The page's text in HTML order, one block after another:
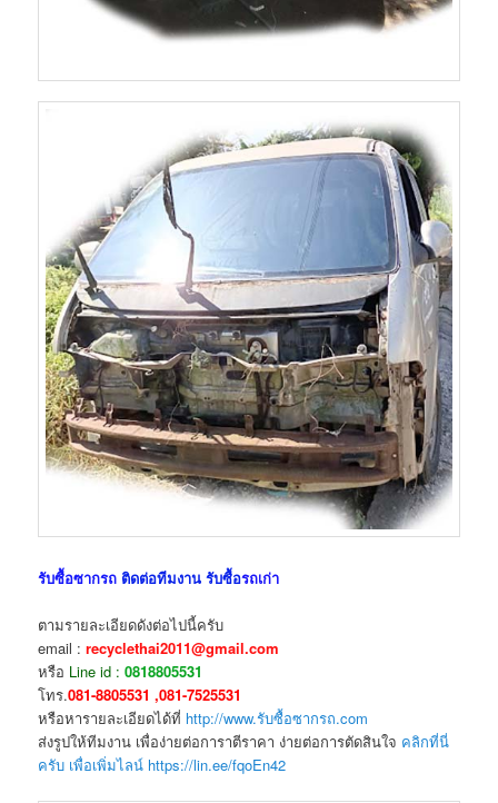
รับซื้อซากรถ ติดต่อทีมงาน รับซื้อรถเก่า
ตามรายละเอียดดังต่อไปนี้ครับ
email :recyclethai2011@gmail.com
หรือ Line id :0818805531
โทร.081-8805531 ,081-7525531
หรือหารายละเอียดได้ที่ http://www.รับซื้อซากรถ.com
ส่งรูปให้ทีมงาน เพื่อง่ายต่อการาตีราคา ง่ายต่อการตัดสินใจ คลิกที่นี่
ครับ เพื่อเพิ่มไลน์ https://lin.ee/fqoEn42